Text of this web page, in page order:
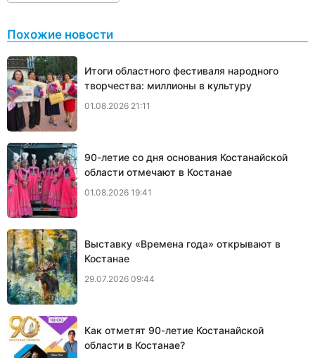
Похожие новости
Итоги областного фестиваля народного
творчества: миллионы в культуру
01.08.2026 21:11
90-летие со дня основания Костанайской
области отмечают в Костанае
01.08.2026 19:41
Выставку «Времена года» открывают в
Костанае
29.07.2026 09:44
Как отметят 90-летие Костанайской
области в Костанае?